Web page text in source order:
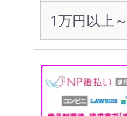
1万円以上～